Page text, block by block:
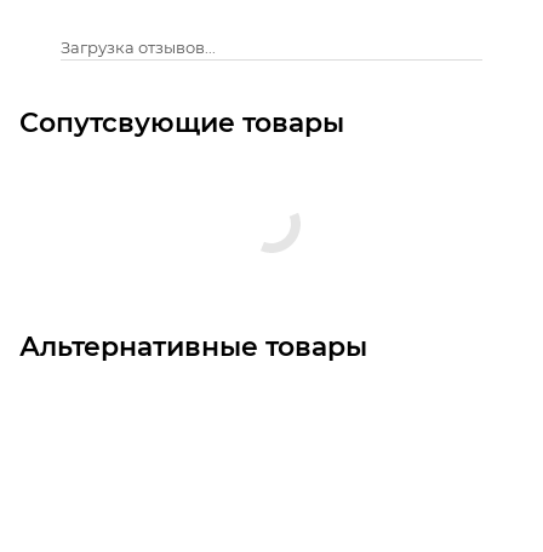
Загрузка отзывов...
Сопутсвующие товары
Альтернативные товары